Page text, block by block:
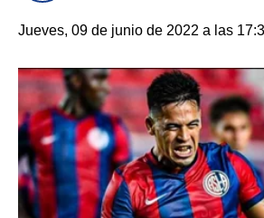
Jueves, 09 de junio de 2022 a las